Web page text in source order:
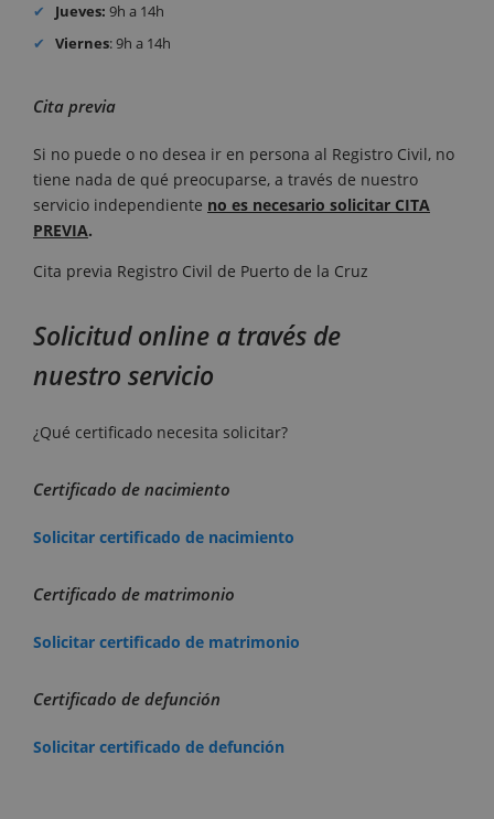
Jueves: 9h a 14h
Viernes: 9h a 14h
Cita previa
Si no puede o no desea ir en persona al Registro Civil, no
tiene nada de qué preocuparse, a través de nuestro
servicio independiente no es necesario solicitar CITA
PREVIA.
Cita previa Registro Civil de Puerto de la Cruz
Solicitud online a través de
nuestro servicio
¿Qué certificado necesita solicitar?
Certificado de nacimiento
Solicitar certificado de nacimiento
Certificado de matrimonio
Solicitar certificado de matrimonio
Certificado de defunción
Solicitar certificado de defunción